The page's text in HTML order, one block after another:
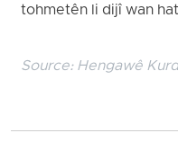
tohmetên li dijî wan
Source: Hengawê